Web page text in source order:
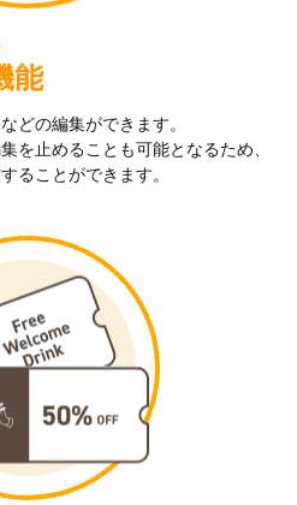
能
どの編集ができます。
を止めることも可能となるため、
ることができます。